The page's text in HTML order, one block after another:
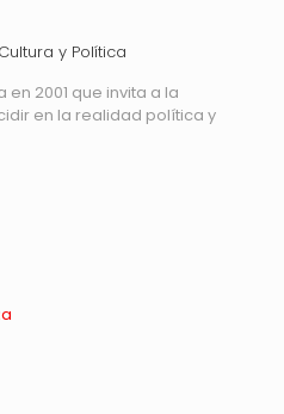
y Política
en 2001 que invita a la
en la realidad política y